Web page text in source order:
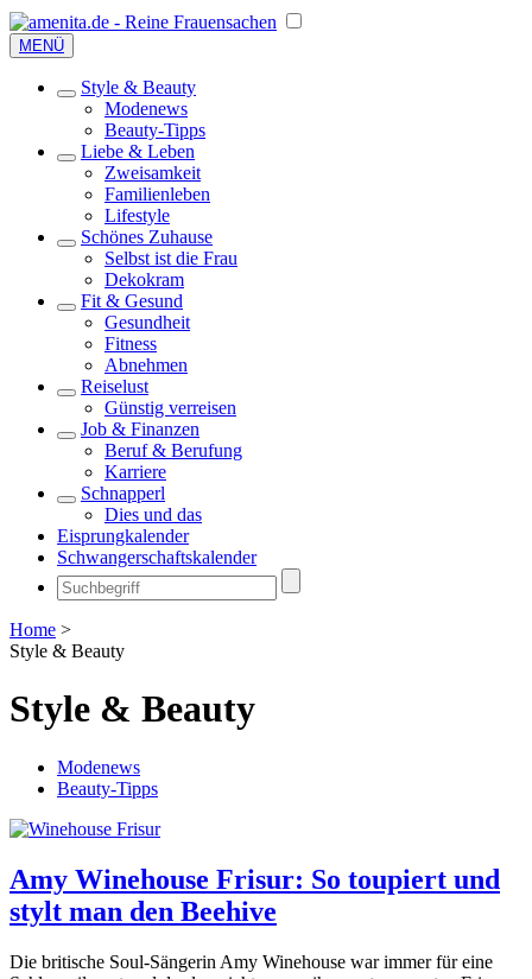
MENÜ
Style & Beauty
Modenews
Beauty-Tipps
Liebe & Leben
Zweisamkeit
Familienleben
Lifestyle
Schönes Zuhause
Selbst ist die Frau
Dekokram
Fit & Gesund
Gesundheit
Fitness
Abnehmen
Reiselust
Günstig verreisen
Job & Finanzen
Beruf & Berufung
Karriere
Schnapperl
Dies und das
Eisprungkalender
Schwangerschaftskalender
Home >
Style & Beauty
Style & Beauty
Modenews
Beauty-Tipps
Amy Winehouse Frisur: So toupiert und
stylt man den Beehive
Die britische Soul-Sängerin Amy Winehouse war immer für eine